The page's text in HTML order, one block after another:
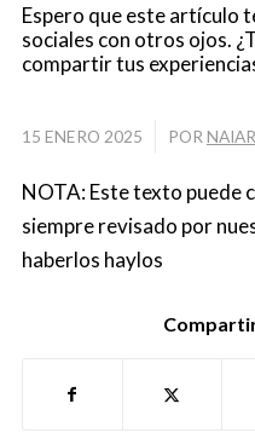
Espero que este artículo
sociales con otros ojos.
compartir tus
15 ENERO 2025 POR
NOTA: Este texto puede
siempre revisado por
haberlos haylos